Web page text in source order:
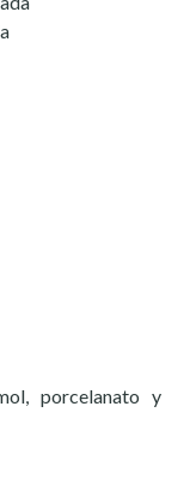
porcelanato y